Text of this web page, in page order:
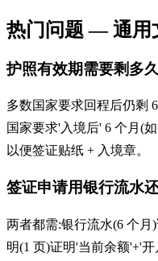
热门问题 — 通用
护照有效期需要剩多
多数国家要求回程后仍剩
国家要求'入境后' 6 个月(
以便签证贴纸 + 入境章。
签证申请用银行流水
两者都需:银行流水(6 个
明(1 页)证明'当前余额'+'